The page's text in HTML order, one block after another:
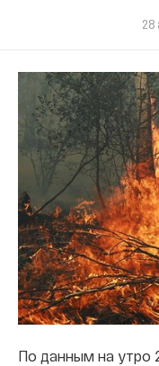
28
По данным на утро